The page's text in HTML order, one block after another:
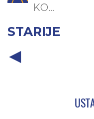
KO...
STARIJE